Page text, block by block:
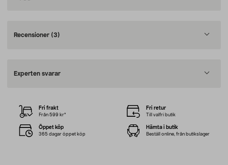
Recensioner (3)
Experten svarar
Fri frakt
Från 599 kr*
Fri retur
Till valfri butik
Öppet köp
365 dagar öppet köp
Hämta i butik
Beställ online, från butikslager